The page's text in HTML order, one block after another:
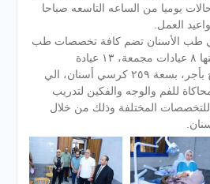
يوميا من الساعه التاسعه صباحا
العمل.
طب الأسنان تضم كافة تخصصات طب
الأسنان، وتضم٣٢ عيادة منها ٨ عيادات مجمعة، ١٣ عيادة
تشخيصية، ١١ عيادة للعلاج بأجر، بسعة ٢٥٩ كرسي أسنان، الي
المحاكاة للفم والوجه والفكين لتدريب
و١٥ معمل للتخصصات المختلفة وذلك من خلال